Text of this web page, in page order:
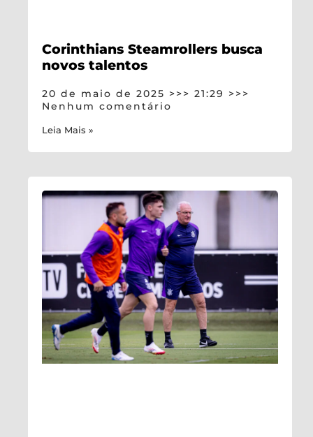
Corinthians Steamrollers busca
novos talentos
20 de maio de 2025
21:29
Nenhum comentário
Leia Mais »